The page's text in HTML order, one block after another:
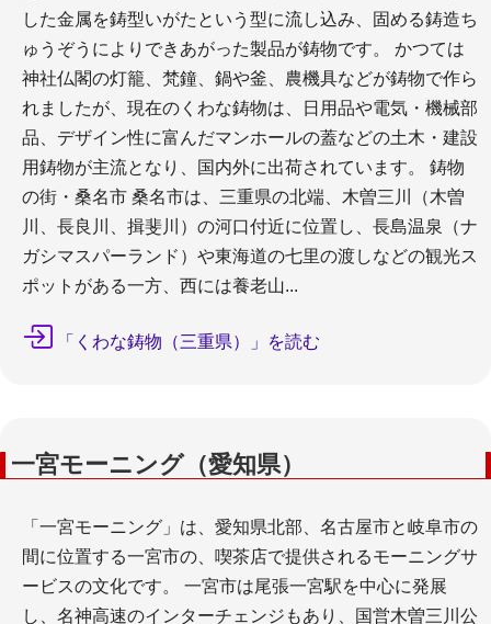
した金属を鋳型いがたという型に流し込み、固める鋳造ち
ゅうぞうによりできあがった製品が鋳物です。 かつては
神社仏閣の灯籠、梵鐘、鍋や釜、農機具などが鋳物で作ら
れましたが、現在のくわな鋳物は、日用品や電気・機械部
品、デザイン性に富んだマンホールの蓋などの土木・建設
用鋳物が主流となり、国内外に出荷されています。 鋳物
の街・桑名市 桑名市は、三重県の北端、木曽三川（木曽
川、長良川、揖斐川）の河口付近に位置し、長島温泉（ナ
ガシマスパーランド）や東海道の七里の渡しなどの観光ス
ポットがある一方、西には養老山...
「くわな鋳物（三重県）」を読む
一宮モーニング（愛知県）
「一宮モーニング」は、愛知県北部、名古屋市と岐阜市の
間に位置する一宮市の、喫茶店で提供されるモーニングサ
ービスの文化です。 一宮市は尾張一宮駅を中心に発展
し、名神高速のインターチェンジもあり、国営木曽三川公